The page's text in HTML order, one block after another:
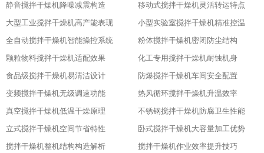
静音搅拌干燥机降噪减震构造
移动式搅拌干燥机灵活转运特点
大型工业搅拌干燥机高产能表现
小型实验室搅拌干燥机精准控温
全自动搅拌干燥机智能操控系统
粉体搅拌干燥机密闭防尘结构
颗粒物料搅拌干燥机适配效果
化工专用搅拌干燥机耐蚀机身
食品级搅拌干燥机易清洁设计
防爆搅拌干燥机车间安全配置
变频搅拌干燥机无级调速功能
热风循环搅拌干燥机升温效率
真空搅拌干燥机低温干燥原理
不锈钢搅拌干燥机防腐卫生性能
立式搅拌干燥机空间节省特性
卧式搅拌干燥机大容量加工优势
搅拌干燥机整机结构构造解析
搅拌干燥机作业效率提升技巧